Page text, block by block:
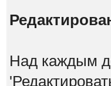
Над каждым